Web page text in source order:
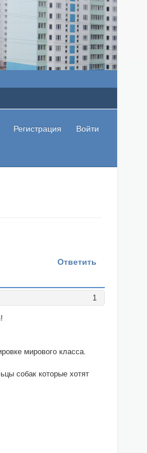
Регистрация Войти
Ответить
1
мирового класса.
собак которые хотят